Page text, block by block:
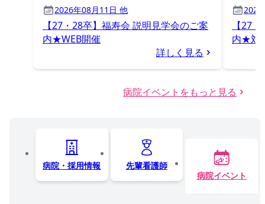
2026年08月11日 他
【27・28卒】福寿会 説明見学会のご案
内★WEB開催
詳しく見る
2026
【27
内★対
病院イベントをもっと見る
病院・採用情報
先輩看護師
病院イベント